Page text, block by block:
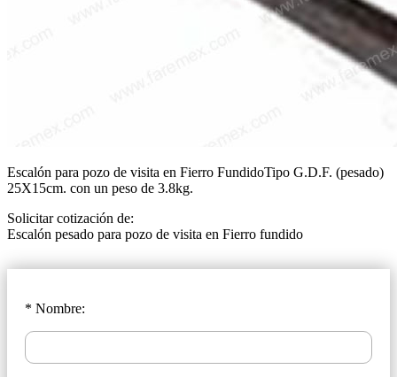
Escalón para pozo de visita en Fierro FundidoTipo G.D.F. (pesado)
25X15cm. con un peso de 3.8kg.
Solicitar cotización de:
Escalón pesado para pozo de visita en Fierro fundido
* Nombre: